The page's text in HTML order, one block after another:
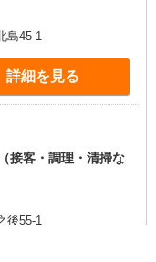
島45-1
詳細を見る
接客・調理・清掃な
後55-1